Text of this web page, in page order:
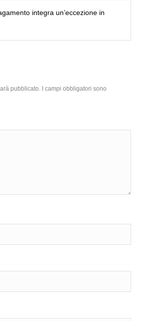
integra un’eccezione in
pubblicato.
I campi obbligatori sono